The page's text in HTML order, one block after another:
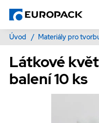
Úvod / Materiály pro
Látkové
balení 10 ks